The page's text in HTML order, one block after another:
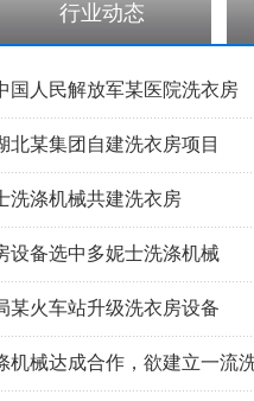
行业动态
国人民解放军某医院洗衣房
北某集团自建洗衣房项目
洗涤机械共建洗衣房
设备选中多妮士洗涤机械
某火车站升级洗衣房设备
机械达成合作，欲建立一流